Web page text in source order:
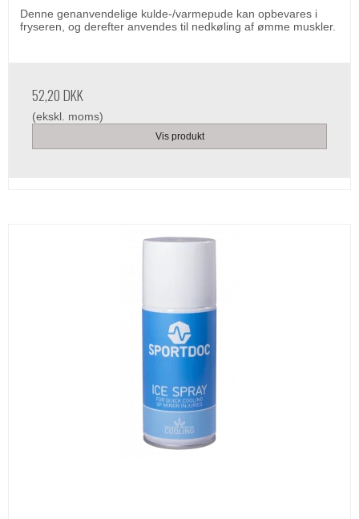
Denne genanvendelige kulde-/varmepude kan opbevares i
fryseren, og derefter anvendes til nedkøling af ømme muskler.
52,20 DKK
(ekskl. moms)
Vis produkt